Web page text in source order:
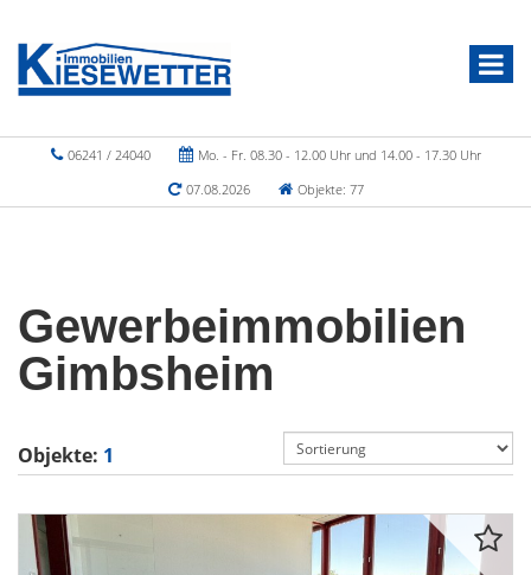
06241 / 24040
Mo. - Fr. 08.30 - 12.00 Uhr und 14.00 - 17.30 Uhr
07.08.2026
Objekte: 77
Gewerbeimmobilien
Gimbsheim
Objekte: 1